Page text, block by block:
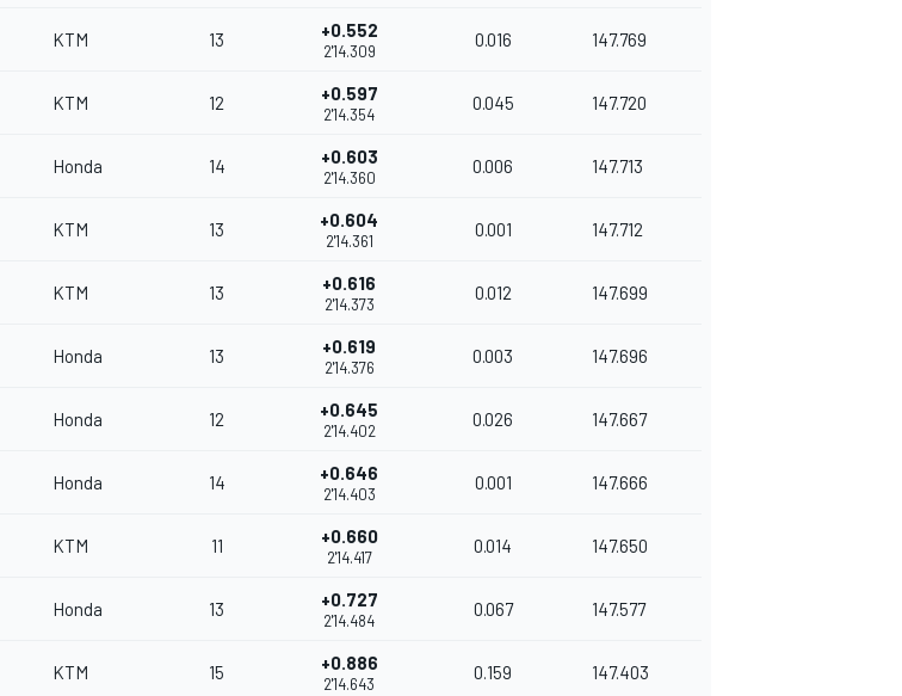
KTM 13 +0.552
2'14.309
0.016 147.769
KTM 12 +0.597
2'14.354
0.045 147.720
Honda 14 +0.603
2'14.360
0.006 147.713
KTM 13 +0.604
2'14.361
0.001 147.712
KTM 13 +0.616
2'14.373
0.012 147.699
Honda 13 +0.619
2'14.376
0.003 147.696
Honda 12 +0.645
2'14.402
0.026 147.667
Honda 14 +0.646
2'14.403
0.001 147.666
KTM 11 +0.660
2'14.417
0.014 147.650
Honda 13 +0.727
2'14.484
0.067 147.577
KTM 15 +0.886
2'14.643
0.159 147.403